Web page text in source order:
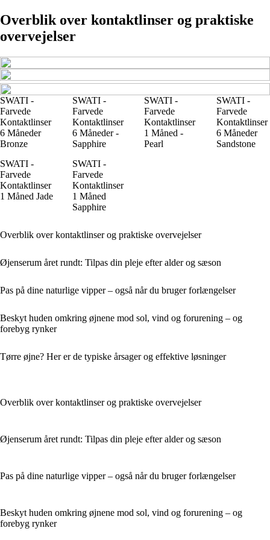
Overblik over kontaktlinser og praktiske
overvejelser
SWATI -
Farvede
Kontaktlinser
6 Måneder
Bronze
SWATI -
Farvede
Kontaktlinser
6 Måneder -
Sapphire
SWATI -
Farvede
Kontaktlinser
1 Måned -
Pearl
SWATI -
Farvede
Kontaktlinser
6 Måneder
Sandstone
SWATI -
Farvede
Kontaktlinser
1 Måned Jade
SWATI -
Farvede
Kontaktlinser
1 Måned
Sapphire
Overblik over kontaktlinser og praktiske overvejelser
Øjenserum året rundt: Tilpas din pleje efter alder og sæson
Pas på dine naturlige vipper – også når du bruger forlængelser
Beskyt huden omkring øjnene mod sol, vind og forurening – og
forebyg rynker
Tørre øjne? Her er de typiske årsager og effektive løsninger
Overblik over kontaktlinser og praktiske overvejelser
Øjenserum året rundt: Tilpas din pleje efter alder og sæson
Pas på dine naturlige vipper – også når du bruger forlængelser
Beskyt huden omkring øjnene mod sol, vind og forurening – og
forebyg rynker